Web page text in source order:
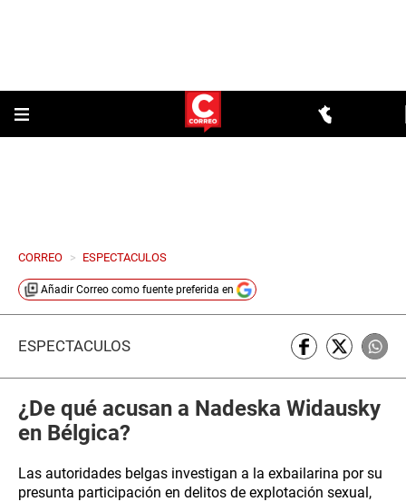
CORREO > ESPECTACULOS
Añadir Correo como fuente preferida en
ESPECTÁCULOS
¿De qué acusan a Nadeska Widausky
en Bélgica?
Las autoridades belgas investigan a la exbailarina por su
presunta participación en delitos de explotación sexual,